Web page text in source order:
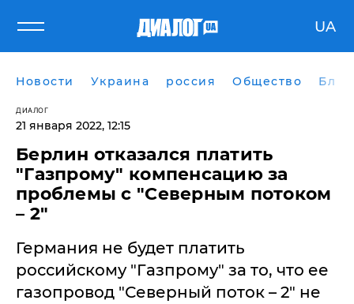
UA
Новости Украина россия Общество
ДИАЛОГ
21 января 2022, 12:15
​Берлин отказался платить
"Газпрому" компенсацию за
проблемы с "Северным потоком
– 2"
Германия не будет платить
российскому "Газпрому" за то, что ее
газопровод "Северный поток – 2" не